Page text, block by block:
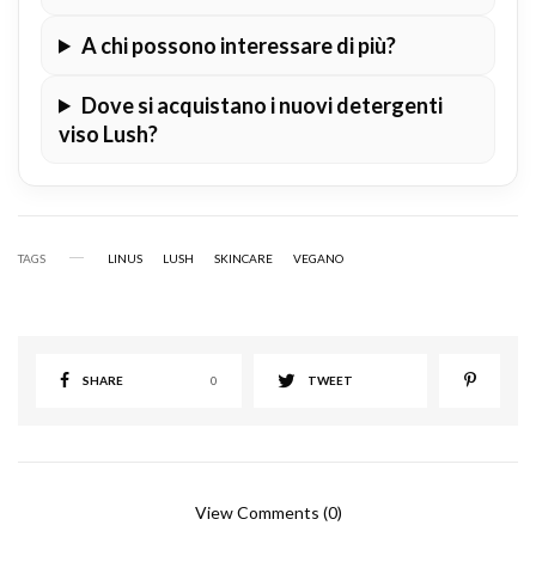
A chi possono interessare di più?
Dove si acquistano i nuovi detergenti
viso Lush?
TAGS LINUS LUSH SKINCARE VEGANO
SHARE 0 TWEET
View Comments (0)